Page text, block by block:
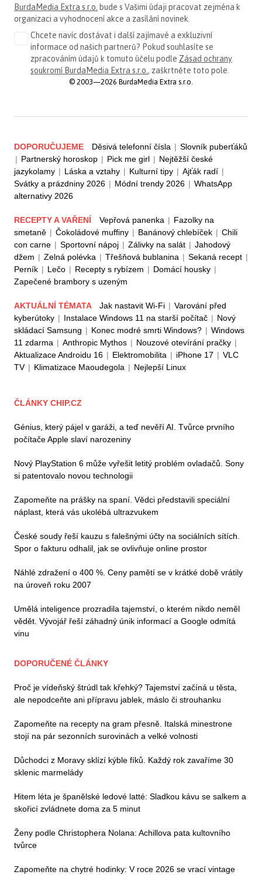
BurdaMedia Extra s.r.o. bude s Vašimi údaji pracovat zejména k
organizaci a vyhodnocení akce a zasílání novinek.
Chcete navíc dostávat i další zajímavé a exkluzivní
informace od našich partnerů? Pokud souhlasíte se
zpracováním údajů k tomuto účelu podle Zásad ochrany
soukromí BurdaMedia Extra s.r.o. , zaškrtněte toto pole.
© 2003—2026 BurdaMedia Extra s.r.o.
DOPORUČUJEME Děsivá telefonní čísla | Slovník puberťáků
| Partnerský horoskop | Pick me girl | Nejtěžší české
jazykolamy | Láska a vztahy | Kulturní tipy | Ajťák radí |
Svátky a prázdniny 2026 | Módní trendy 2026 | WhatsApp
alternativy 2026
RECEPTY A VAŘENÍ Vepřová panenka | Fazolky na
smetaně | Čokoládové muffiny | Banánový chlebíček | Chili
con carne | Sportovní nápoj | Zálivky na salát | Jahodový
džem | Zelná polévka | Třešňová bublanina | Sekaná recept |
Perník | Lečo | Recepty s rybízem | Domácí housky |
Zapečené brambory s uzeným
AKTUÁLNÍ TÉMATA Jak nastavit Wi-Fi | Varování před
kyberútoky | Instalace Windows 11 na starší počítač | Nový
skládací Samsung | Konec modré smrti Windows? | Windows
11 zdarma | Anthropic Mythos | Nouzové otevírání pračky |
Aktualizace Androidu 16 | Elektromobilita | iPhone 17 | VLC
TV | Klimatizace Maoudegola | Nejlepší Linux
ČLÁNKY CHIP.CZ
Génius, který pájel v garáži, a teď nevěří AI. Tvůrce prvního
počítače Apple slaví narozeniny
Nový PlayStation 6 může vyřešit letitý problém ovladačů. Sony
si patentovalo novou technologii
Zapomeňte na prášky na spaní. Vědci představili speciální
náplast, která vás ukolébá ultrazvukem
České soudy řeší kauzu s falešnými účty na sociálních sítích.
Spor o fakturu odhalil, jak se ovlivňuje online prostor
Náhlé zdražení o 400 %. Ceny pamětí se v krátké době vrátily
na úroveň roku 2007
Umělá inteligence prozradila tajemství, o kterém nikdo neměl
vědět. Vývojář řeší záhadný únik informací a Google odmítá
vinu
DOPORUČENÉ ČLÁNKY
Proč je vídeňský štrúdl tak křehký? Tajemství začíná u těsta,
ale nepodceňte ani přípravu jablek, máslo či strouhanku
Zapomeňte na recepty na gram přesně. Italská minestrone
stojí na pár sezonních surovinách a velké volnosti
Důchodci z Moravy sklízí kýble fíků. Každý rok zavaříme 30
sklenic marmelády
Hitem léta je španělské ledové latté: Sladkou kávu se salkem a
skořicí zvládnete doma za 5 minut
Ženy podle Christophera Nolana: Achillova pata kultovního
tvůrce
Zapomeňte na chytré hodinky: V roce 2026 se vrací vintage